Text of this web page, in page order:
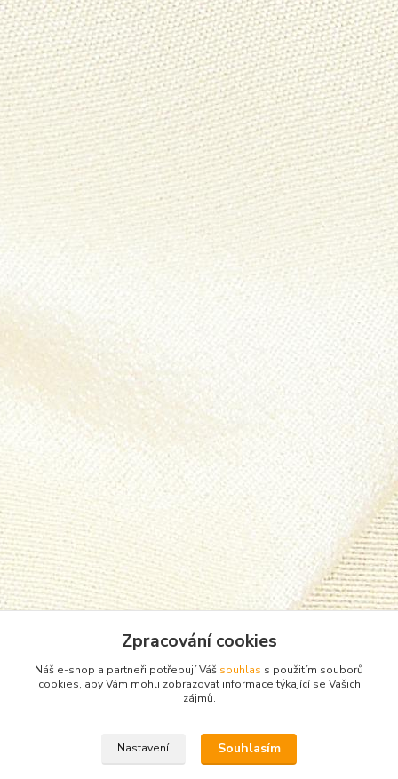
Zboží zařazeno v kategoriích
Punčocháče, silonky, ponožky
Zpracování cookies
Náš e-shop a partneři potřebují Váš souhlas s použitím souborů
cookies, aby Vám mohli zobrazovat informace týkající se Vašich
zájmů.
Nastavení Souhlasím